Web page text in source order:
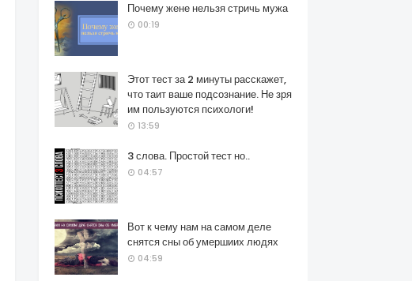
Почему жене нельзя стричь мужа
00:19
Этот тест за 2 минуты расскажет,
что таит ваше подсознание. Не зря
им пользуются психологи!
13:59
3 слова. Простой тест но..
04:57
Вот к чему нам на самом деле
снятся сны об умершиих людях
04:59